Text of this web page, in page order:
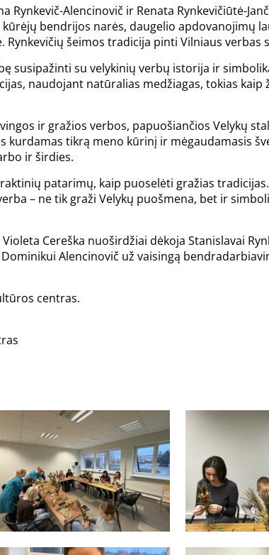
Rynkevič-Alencinovič ir Renata Rynkevičiūtė-
bendrijos narės, daugelio apdovanojimų
šeimos tradicija pinti Vilniaus verbas
susipažinti su velykinių verbų istorija ir
naudojant natūralias medžiagas, tokias
ir gražios verbos, papuošiančios Velykų
kurdamas tikrą meno kūrinį ir mėgaudamasis
ir širdies.
patarimų, kaip puoselėti gražias
– ne tik graži Velykų puošmena, bet ir
Cereška nuoširdžiai dėkoja Stanislavai
Dominikui Alencinovič už vaisingą
centras.